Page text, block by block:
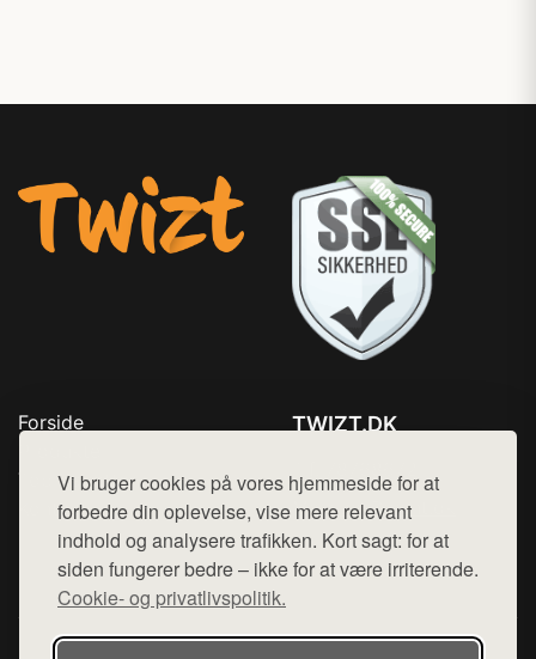
Vi bruger cookies på vores hjemmeside for at
forbedre din oplevelse, vise mere relevant
indhold og analysere trafikken. Kort sagt: for at
siden fungerer bedre – ikke for at være irriterende.
Cookie- og privatlivspolitik.
Forside
Top Rabatter
Kontakt
TWIZT.DK
Mail: hej@want.dk
Cookie- og privatlivspolitik